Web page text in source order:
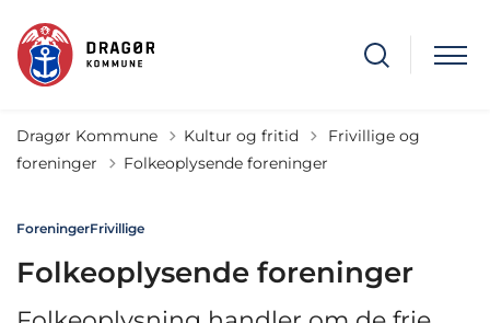
Dragør Kommune Kultur og fritid Tilbage til
Frivillige og
foreninger
Folkeoplysende foreninger
ForeningerFrivillige
Folkeoplysende foreninger